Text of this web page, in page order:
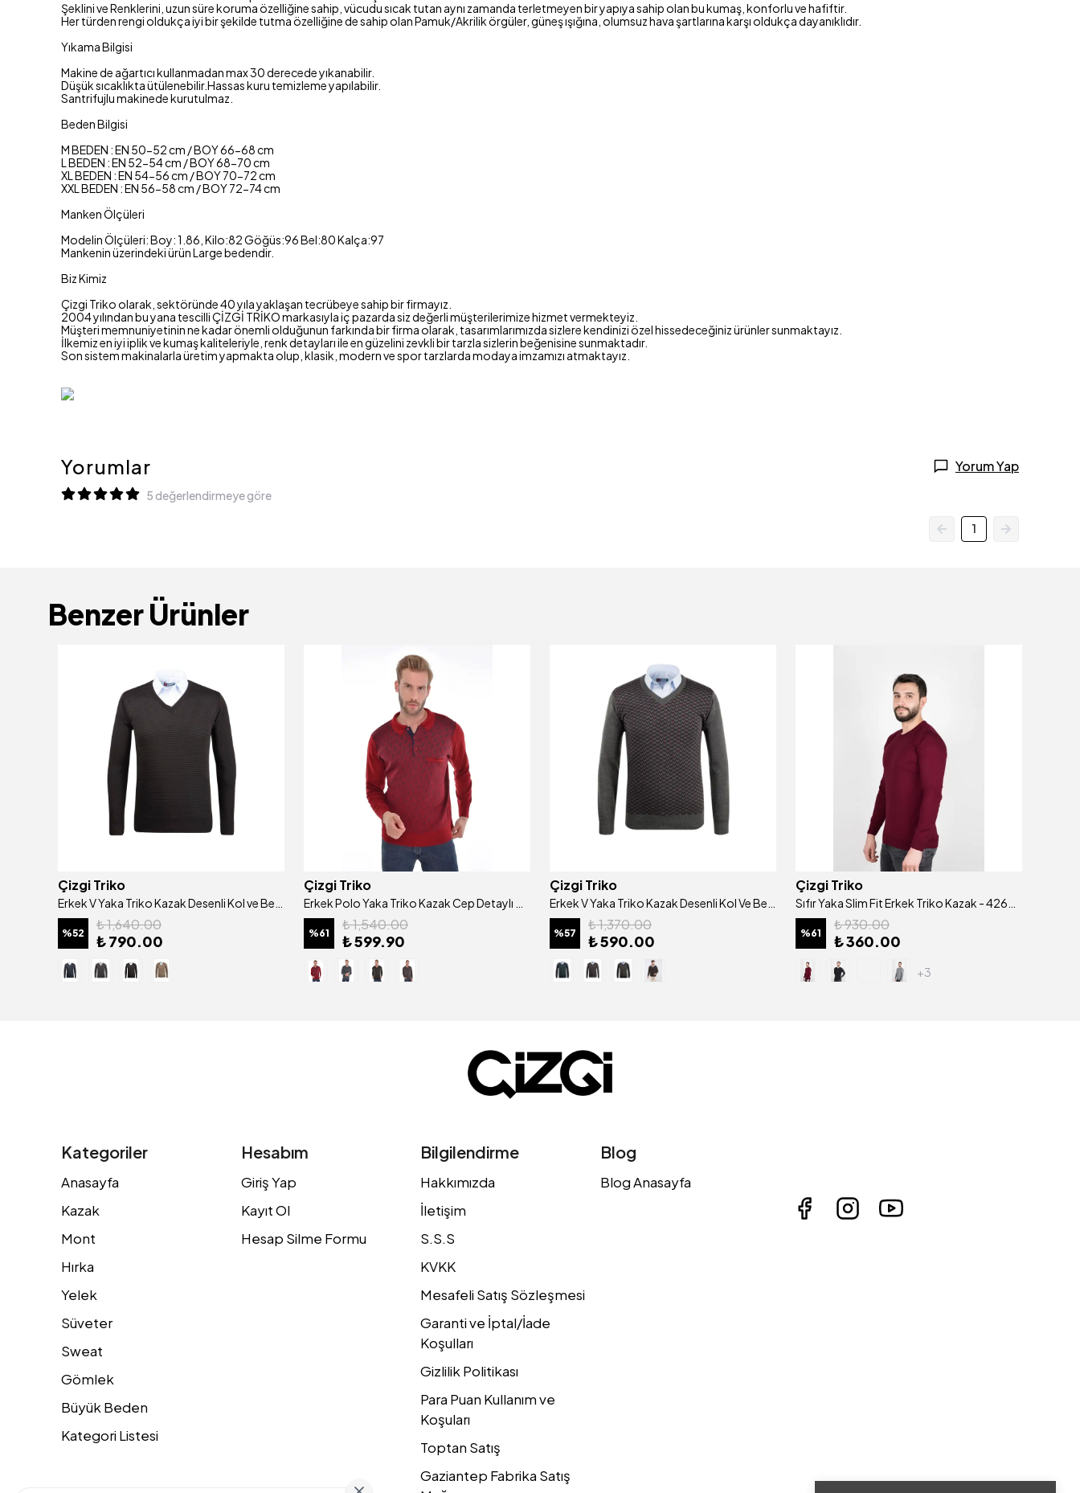
Şeklini ve Renklerini, uzun süre koruma özelliğine sahip, vücudu sıcak tutan aynı zamanda terletmeyen bir yapıya sahip olan bu kumaş, konforlu ve hafiftir.
Her türden rengi oldukça iyi bir şekilde tutma özelliğine de sahip olan Pamuk/Akrilik örgüler, güneş ışığına, olumsuz hava şartlarına karşı oldukça dayanıklıdır.
Yıkama Bilgisi
Makine de ağartıcı kullanmadan max 30 derecede yıkanabilir.
Düşük sıcaklıkta ütülenebilir.Hassas kuru temizleme yapılabilir.
Santrifujlu makinede kurutulmaz.
Beden Bilgisi
M BEDEN : EN 50-52 cm / BOY 66-68 cm
L BEDEN : EN 52-54 cm / BOY 68-70 cm
XL BEDEN : EN 54-56 cm / BOY 70-72 cm
XXL BEDEN : EN 56-58 cm / BOY 72-74 cm
Manken Ölçüleri
Modelin Ölçüleri: Boy: 1.86, Kilo:82 Göğüs:96 Bel:80 Kalça:97
Mankenin üzerindeki ürün Large bedendir.
Biz Kimiz
Çizgi Triko olarak, sektöründe 40 yıla yaklaşan tecrübeye sahip bir firmayız.
2004 yılından bu yana tescilli ÇİZGİ TRİKO markasıyla iç pazarda siz değerli müşterilerimize hizmet vermekteyiz.
Müşteri memnuniyetinin ne kadar önemli olduğunun farkında bir firma olarak, tasarımlarımızda sizlere kendinizi özel hissedeceğiniz ürünler sunmaktayız.
İlkemiz en iyi iplik ve kumaş kaliteleriyle, renk detayları ile en güzelini zevkli bir tarzla sizlerin beğenisine sunmaktadır.
Son sistem makinalarla üretim yapmakta olup, klasik, modern ve spor tarzlarda modaya imzamızı atmaktayız.
Yorumlar Yorum Yap
5 değerlendirmeye göre
1
Benzer Ürünler
Çizgi Triko
%52
₺ 1,640.00
₺ 790.00
Çizgi Triko
%61
₺ 1,540.00
₺ 599.90
Çizgi Triko
%57
₺ 1,370.00
₺ 590.00
Çizgi Triko
%61
₺ 930.00
₺ 360.00
+3
Kategoriler
Anasayfa
Kazak
Mont
Hırka
Yelek
Süveter
Sweat
Gömlek
Büyük Beden
Kategori Listesi
Hesabım
Giriş Yap
Kayıt Ol
Hesap Silme Formu
Bilgilendirme
Hakkımızda
İletişim
S.S.S
KVKK
Mesafeli Satış Sözleşmesi
Garanti ve İptal/İade
Koşulları
Gizlilik Politikası
Para Puan Kullanım ve
Koşuları
Toptan Satış
Gaziantep Fabrika Satış
Blog
Blog Anasayfa